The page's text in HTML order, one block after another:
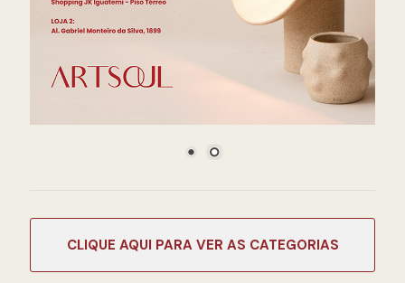
CATEGORIAS